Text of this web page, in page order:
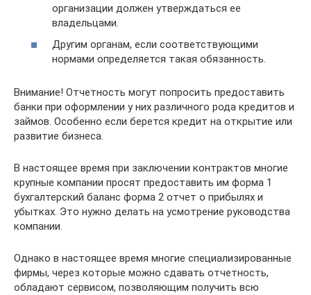
организации должен утверждаться ее
владельцами.
Другим органам, если соответствующими
нормами определяется такая обязанность.
Внимание! Отчетность могут попросить предоставить
банки при оформлении у них различного рода кредитов и
займов. Особенно если берется кредит на открытие или
развитие бизнеса.
В настоящее время при заключении контрактов многие
крупные компании просят предоставить им форма 1
бухгалтерский баланс форма 2 отчет о прибылях и
убытках. Это нужно делать на усмотрение руководства
компании.
Однако в настоящее время многие специализированные
фирмы, через которые можно сдавать отчетность,
обладают сервисом, позволяющим получить всю